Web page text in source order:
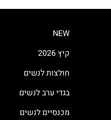
NEW
קיץ 2026
חולצות לנשים
בגדי ערב לנשים
מכנסיים לנשים